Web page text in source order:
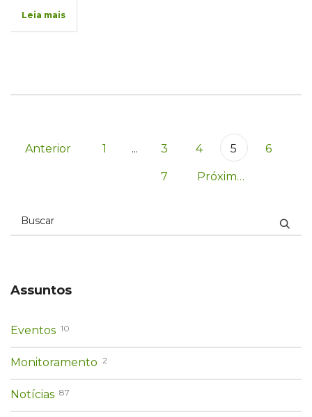
Leia mais
Anterior 1 ... 3 4 5 6
7 Próximo
Assuntos
Eventos 10
Monitoramento 2
Notícias 87